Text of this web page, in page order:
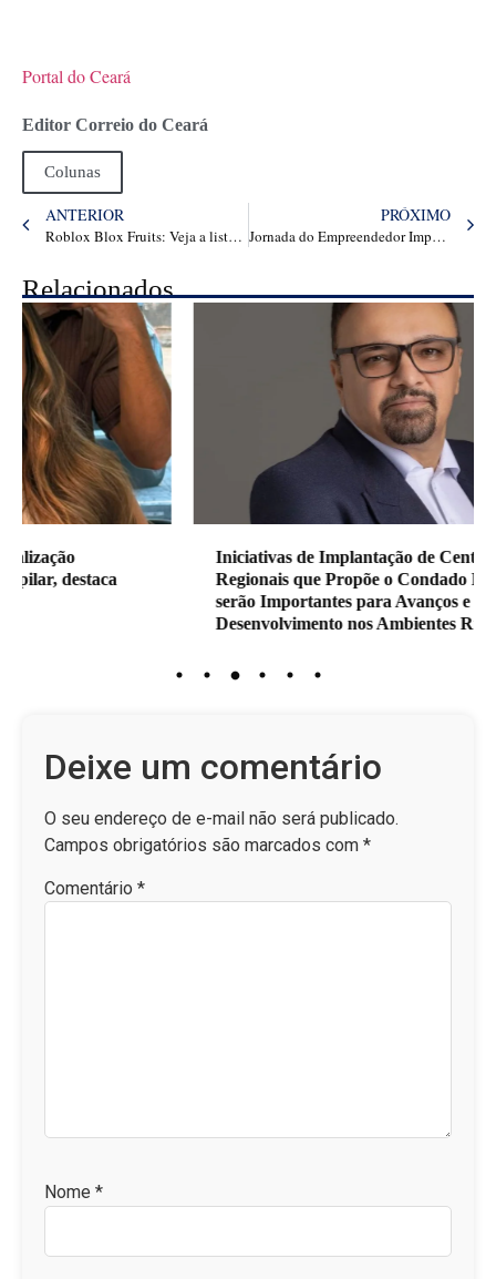
Portal do Ceará
Editor Correio do Ceará
Colunas
ANTERIOR
Roblox Blox Fruits: Veja a lista de códigos para resgatar de graça em maio de 2025
PRÓXIMO
Jornada do Empreendedor Imparável faz estreia no Brasil e dá início à sua expansão global
Relacionados
Iniciativas de Implantação de Centros Tecnológicos
Regionais que Propõe o Condado Digital Brasil
serão Importantes para Avanços e
Desenvolvimento nos Ambientes Rurais e Urbanos
Deixe um comentário
O seu endereço de e-mail não será publicado.
Campos obrigatórios são marcados com *
Comentário *
Nome *